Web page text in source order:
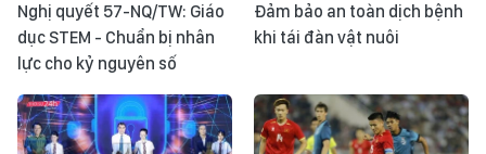
Nghị quyết 57-NQ/TW: Giáo
dục STEM - Chuẩn bị nhân
lực cho kỷ nguyên số
Đảm bảo an toàn dịch bệnh
khi tái đàn vật nuôi